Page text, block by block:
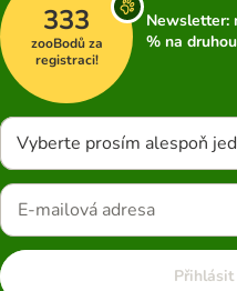
333
zooBodů za
registraci!
Newsletter:
% na
Vyberte prosím alespoň
Přihlásit